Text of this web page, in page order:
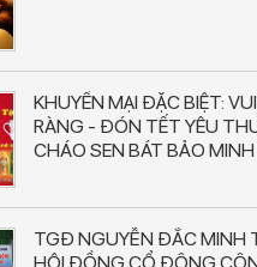
KHUYẾN MẠI ĐẶC BIỆT:
RÀNG - ĐÓN TẾT YÊU
CHÁO SEN BÁT BẢO
TGĐ NGUYỄN ĐẮC MINH